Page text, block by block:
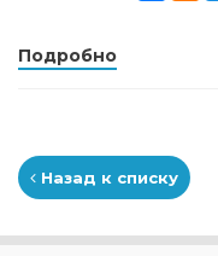
Подробно
Назад к списку